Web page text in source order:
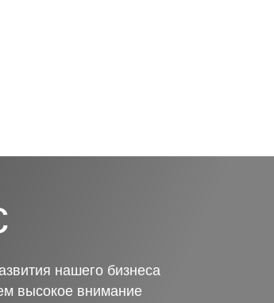
нашего бизнеса
высокое внимание